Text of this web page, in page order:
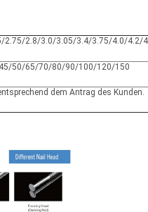
2.75/2.8/3.0/3.05/3.4/3.75/4.0/4.2/
50/65/70/80/90/100/120/150
dem Antrag des Kunden.